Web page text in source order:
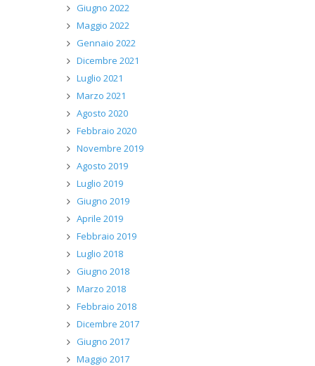
Giugno 2022
Maggio 2022
Gennaio 2022
Dicembre 2021
Luglio 2021
Marzo 2021
Agosto 2020
Febbraio 2020
Novembre 2019
Agosto 2019
Luglio 2019
Giugno 2019
Aprile 2019
Febbraio 2019
Luglio 2018
Giugno 2018
Marzo 2018
Febbraio 2018
Dicembre 2017
Giugno 2017
Maggio 2017